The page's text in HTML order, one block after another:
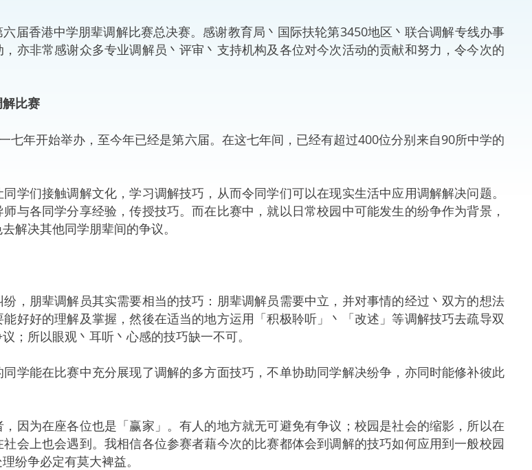
刑事
相互
香港中学朋辈调解比赛总决赛。感谢教育局丶国际扶轮第3450地区丶联合调解专线办事
亦非常感谢众多专业调解员丶评审丶支持机构及各位对今次活动的贡献和努力，令今次的
比赛
年开始举办，至今年已经是第六届。在这七年间，已经有超过400位分别来自90所中学的
们接触调解文化，学习调解技巧，从而令同学们可以在现实生活中应用调解解决问题。
与各同学分享经验，传授技巧。而在比赛中，就以日常校园中可能发生的纷争作为背景，
解决其他同学朋辈间的争议。
朋辈调解员其实需要相当的技巧：朋辈调解员需要中立，并对事情的经过丶双方的想法
好好的理解及掌握，然後在适当的地方运用「积极聆听」丶「改述」等调解技巧去疏导双
；所以眼观丶耳听丶心感的技巧缺一不可。
能在比赛中充分展现了调解的多方面技巧，不单协助同学解决纷争，亦同时能修补彼此
为在座各位也是「赢家」。有人的地方就无可避免有争议；校园是社会的缩影，所以在
会上也会遇到。我相信各位参赛者藉今次的比赛都体会到调解的技巧如何应用到一般校园
纷争必定有莫大裨益。